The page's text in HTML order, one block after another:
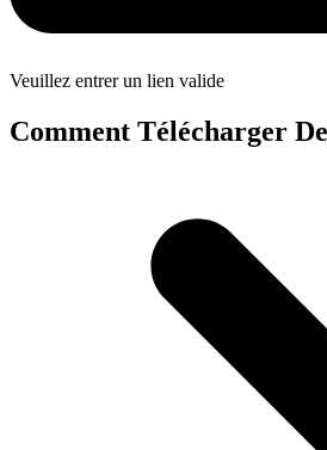
Veuillez entrer un lien valide
Comment Télécharger